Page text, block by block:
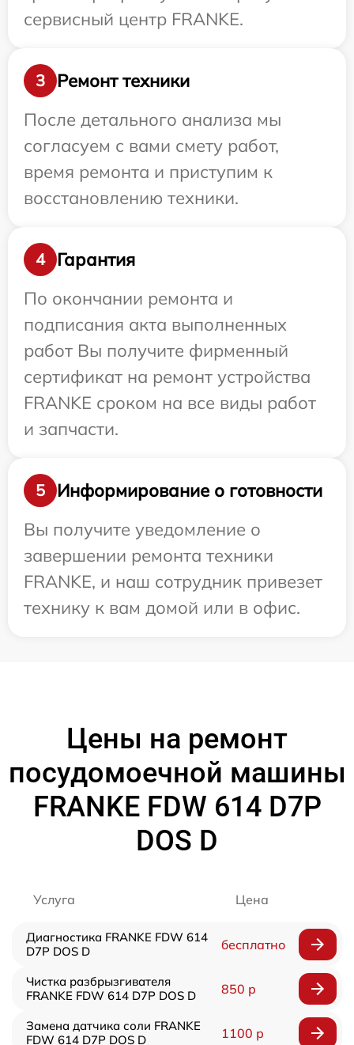
сервисный центр FRANKE.
3
Ремонт техники
После детального анализа мы
согласуем с вами смету работ,
время ремонта и приступим к
восстановлению техники.
4
Гарантия
По окончании ремонта и
подписания акта выполненных
работ Вы получите фирменный
сертификат на ремонт устройства
FRANKE сроком на все виды работ
и запчасти.
5
Информирование о готовности
Вы получите уведомление о
завершении ремонта техники
FRANKE, и наш сотрудник привезет
технику к вам домой или в офис.
Цены на ремонт
посудомоечной машины
FRANKE FDW 614 D7P
DOS D
Услуга Цена
Диагностика FRANKE FDW 614
D7P DOS D
бесплатно
Чистка разбрызгивателя
FRANKE FDW 614 D7P DOS D
850 р
Замена датчика соли FRANKE
FDW 614 D7P DOS D
1100 р